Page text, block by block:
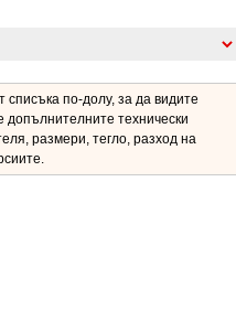
списъка по-долу, за да видите
допълнителните технически
размери, тегло, разход на